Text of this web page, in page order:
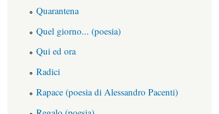
Quarantena
Quel giorno... (poesia)
Qui ed ora
Radici
Rapace (poesia di Alessandro Pacenti)